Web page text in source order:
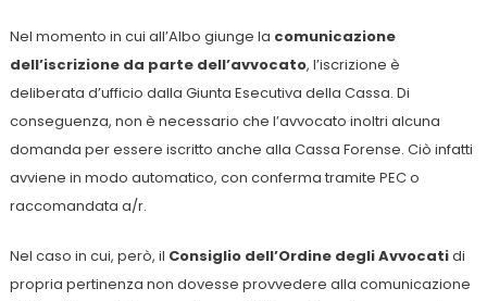
Nel momento in cui all’Albo giunge la comunicazione
dell’iscrizione da parte dell’avvocato, l’iscrizione è
deliberata d’ufficio dalla Giunta Esecutiva della Cassa. Di
conseguenza, non è necessario che l’avvocato inoltri alcuna
domanda per essere iscritto anche alla Cassa Forense. Ciò infatti
avviene in modo automatico, con conferma tramite PEC o
raccomandata a/r.
Nel caso in cui, però, il Consiglio dell’Ordine degli Avvocatidi
propria pertinenza non dovesse provvedere alla comunicazione